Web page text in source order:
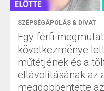
SZÉPSÉGÁPOLÁS & DIVAT
Egy férfi
következménye
műtétjének és a
eltávolításának az
megdöbbentette